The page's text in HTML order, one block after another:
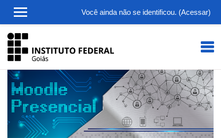
Você ainda não se identificou. (Acessar)